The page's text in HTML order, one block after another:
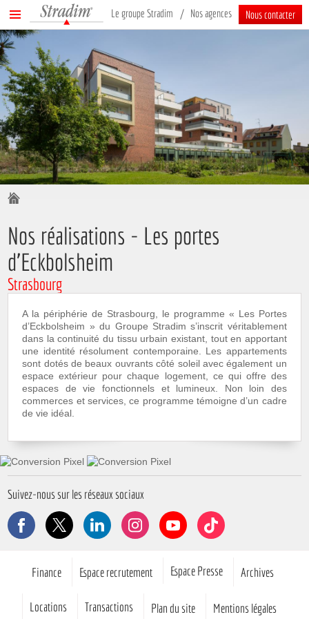
Stradim Le groupe Stradim Nos agences Nous contacter
Menu
principal
Vous êtes ici :
Nos réalisations - Les portes
d’Eckbolsheim
Strasbourg
A la périphérie de Strasbourg, le programme « Les Portes
d’Eckbolsheim » du Groupe Stradim s’inscrit véritablement
dans la continuité du tissu urbain existant, tout en apportant
une identité résolument contemporaine. Les appartements
sont dotés de beaux ouvrants côté soleil avec également un
espace extérieur pour chaque logement, ce qui offre des
espaces de vie fonctionnels et lumineux. Non loin des
commerces et services, ce programme témoigne d’un cadre
de vie idéal.
Suivez-nous sur les réseaux sociaux
FacebookX LinkedIn InstagramYouTube TikTok
Finance Espace recrutement Espace Presse Archives
Locations Transactions Plan du site Mentions légales